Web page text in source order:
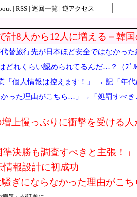
| RSS | 巡回一覧 | 逆アクセス
計8人から12人に増える＝韓
代替旅行先が日本ほど安全ではなかっ
どれくらい認められてるんだ…？（ﾌﾞ
「個人情報は控えます！」 → 記「年
った理由がこちら…」→「処罰すべ
上慢っぷりに衝撃を受ける
決勝も調査すべきと主張！
情報設計に初成功
ぎにならなかった理由がこ